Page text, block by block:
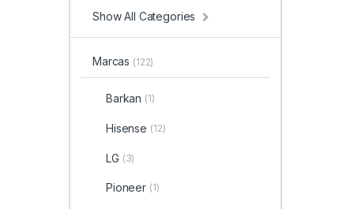
Show All Categories
Marcas (122)
Barkan (1)
Hisense (12)
LG (3)
Pioneer (1)